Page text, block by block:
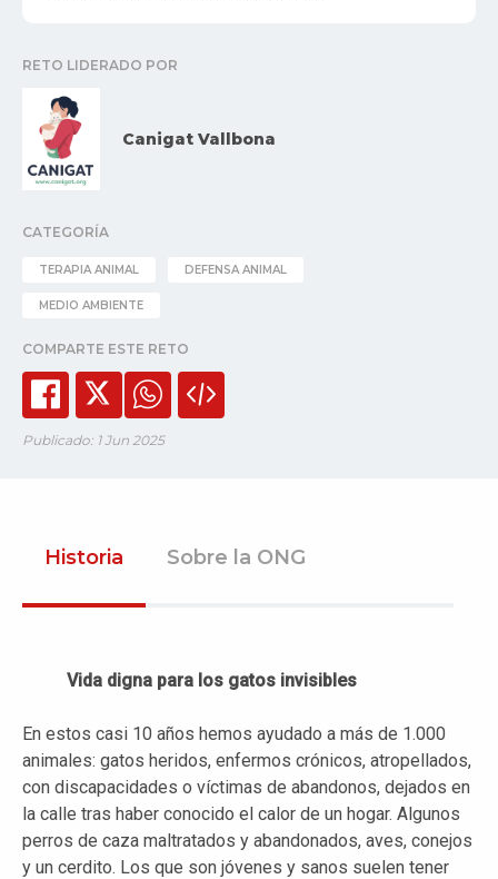
RETO LIDERADO POR
Canigat Vallbona
CATEGORÍA
TERAPIA ANIMAL DEFENSA ANIMAL
MEDIO AMBIENTE
COMPARTE ESTE RETO
Publicado: 1 Jun 2025
Historia Sobre la ONG
Vida digna para los gatos invisibles
En estos casi 10 años hemos ayudado a más de 1.000
animales: gatos heridos, enfermos crónicos, atropellados,
con discapacidades o víctimas de abandonos, dejados en
la calle tras haber conocido el calor de un hogar. Algunos
perros de caza maltratados y abandonados, aves, conejos
y un cerdito. Los que son jóvenes y sanos suelen tener